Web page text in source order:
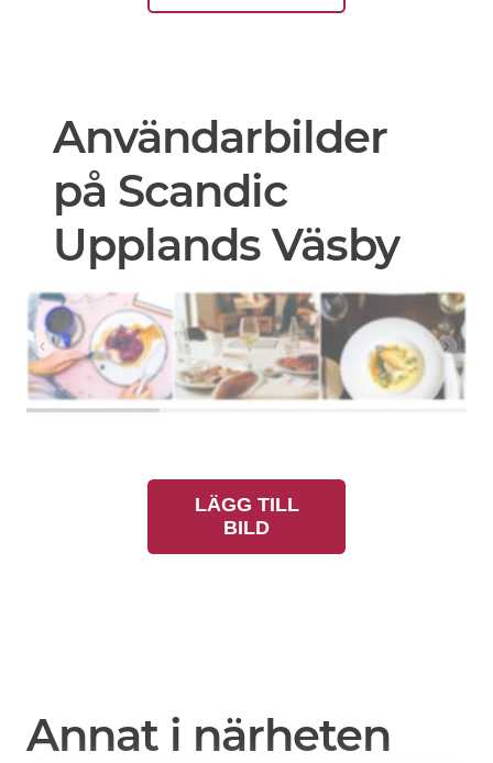
Användarbilder
på Scandic
Upplands Väsby
LÄGG TILL
BILD
Annat i närheten